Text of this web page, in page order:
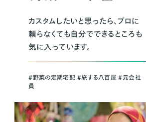
カスタムしたいと思ったら、プロに
頼らなくても自分でできるところも
気に入っています。
＃野菜の定期宅配 ＃旅する八百屋 ＃元会社
員